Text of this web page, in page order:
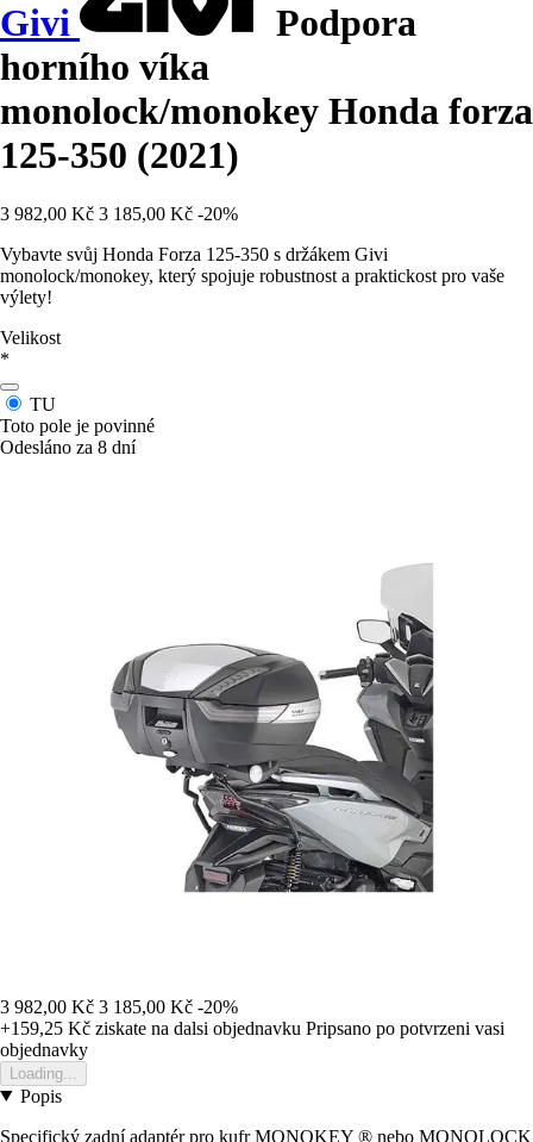
Givi
Podpora
horního víka
monolock/monokey Honda forza
125-350 (2021)
3 982,00 Kč 3 185,00 Kč -20%
Vybavte svůj Honda Forza 125-350 s držákem Givi
monolock/monokey, který spojuje robustnost a praktickost pro vaše
výlety!
Velikost
*
TU
Toto pole je povinné
Odesláno za 8 dní
3 982,00 Kč 3 185,00 Kč -20%
+159,25 Kč ziskate na dalsi objednavku Pripsano po potvrzeni vasi
objednavky
Loading...
Popis
Specifický zadní adaptér pro kufr MONOKEY ® nebo MONOLOCK